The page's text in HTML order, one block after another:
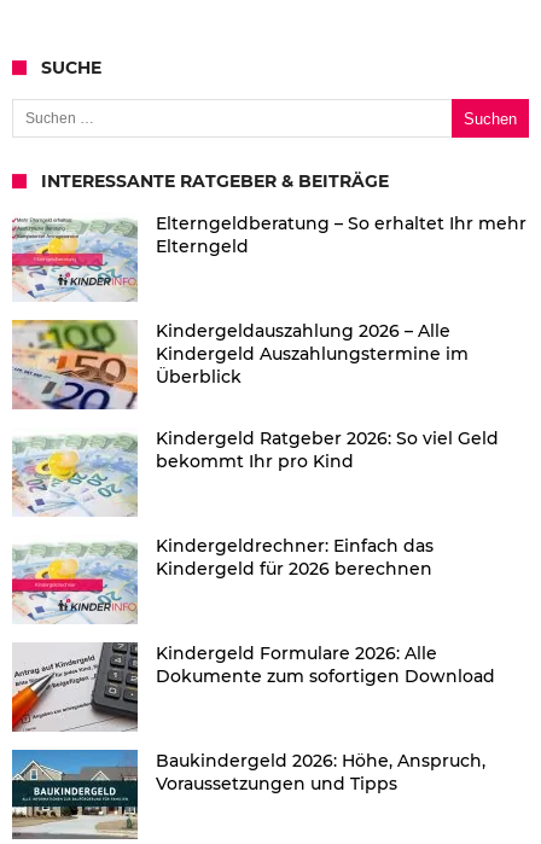
SUCHE
Suchen nach:
INTERESSANTE RATGEBER & BEITRÄGE
Elterngeldberatung – So erhaltet Ihr mehr
Elterngeld
Kindergeldauszahlung 2026 – Alle
Kindergeld Auszahlungstermine im
Überblick
Kindergeld Ratgeber 2026: So viel Geld
bekommt Ihr pro Kind
Kindergeldrechner: Einfach das
Kindergeld für 2026 berechnen
Kindergeld Formulare 2026: Alle
Dokumente zum sofortigen Download
Baukindergeld 2026: Höhe, Anspruch,
Voraussetzungen und Tipps